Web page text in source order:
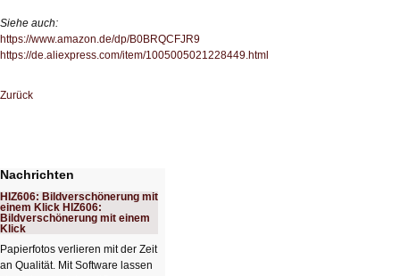
Siehe auch:
https://www.amazon.de/dp/B0BRQCFJR9
https://de.aliexpress.com/item/1005005021228449.html
Zurück
Nachrichten
HIZ606: Bildverschönerung mit
einem Klick HIZ606:
Bildverschönerung mit einem
Klick
Papierfotos verlieren mit der Zeit
an Qualität. Mit Software lassen